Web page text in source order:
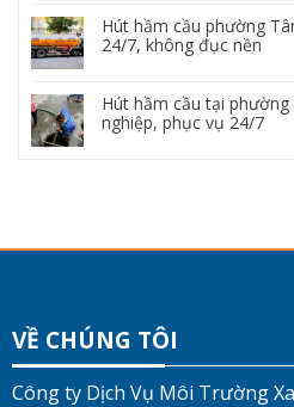
Hút hầm cầu phường
24/7, không đục nền
Hút hầm cầu tại
nghiệp, phục vụ 24/7
VỀ CHÚNG TÔI
Công ty Dịch Vụ Môi Trường